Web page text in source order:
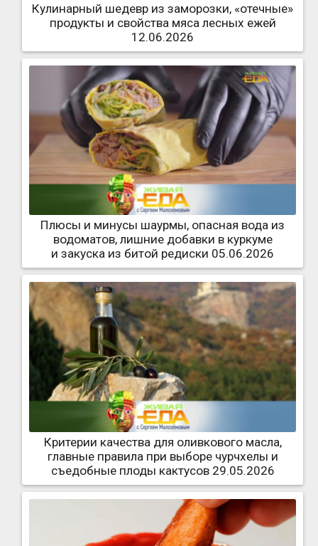
Кулинарный шедевр из заморозки, «отечные»
продукты и свойства мяса лесных ежей
12.06.2026
Плюсы и минусы шаурмы, опасная вода из
водоматов, лишние добавки в куркуме
и закуска из битой редиски 05.06.2026
Критерии качества для оливкового масла,
главные правила при выборе чурчхелы и
съедобные плоды кактусов 29.05.2026